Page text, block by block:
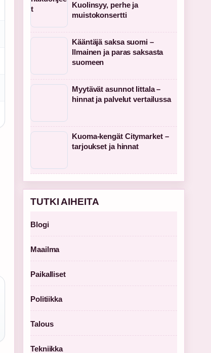
Kuolinsyy, perhe ja
muistokonsertti
Kääntäjä saksa suomi –
Ilmainen ja paras saksasta
suomeen
Myytävät asunnot Iittala –
hinnat ja palvelut vertailussa
Kuoma-kengät Citymarket –
tarjoukset ja hinnat
TUTKI AIHEITA
Blogi
Maailma
Paikalliset
Politiikka
Talous
Tekniikka